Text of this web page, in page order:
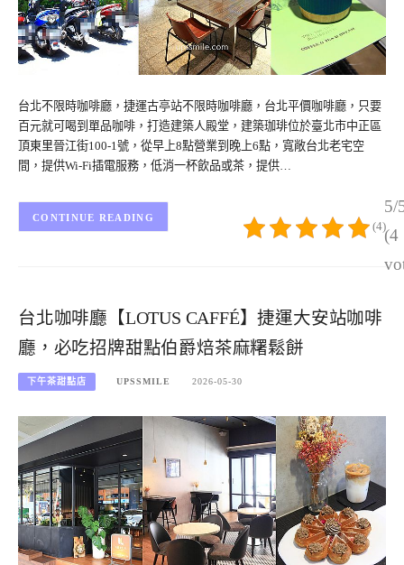
台北不限時咖啡廳，捷運古亭站不限時咖啡廳，台北平價咖啡廳，只要
百元就可喝到單品咖啡，打造建築人殿堂，建築珈琲位於臺北市中正區
頂東里晉江街100-1號，從早上8點營業到晚上6點，寬敞台北老宅空
間，提供Wi-Fi插電服務，低消一杯飲品或茶，提供…
5/
(4
(4)
CONTINUE READING
台北咖啡廳【LOTUS CAFFÉ】捷運大安站咖啡
廳，必吃招牌甜點伯爵焙茶麻糬鬆餅
下午茶甜點店 UPSSMILE 2026-05-30